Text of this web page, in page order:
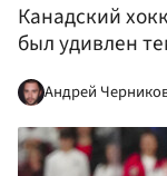
Канадский
был удивлен
Андрей